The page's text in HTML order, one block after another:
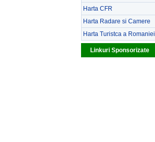
Harta CFR
Harta Radare si Camere
Harta Turistca a Romaniei
Linkuri Sponsorizate